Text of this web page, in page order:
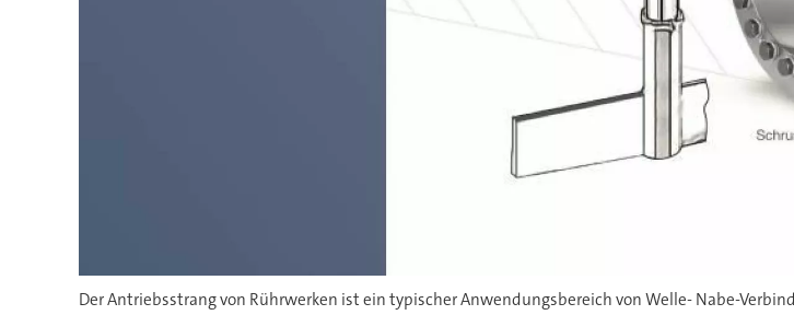
Der Antriebsstrang von Rührwerken ist ein typischer Anwendungsbereich von Welle- Nabe-